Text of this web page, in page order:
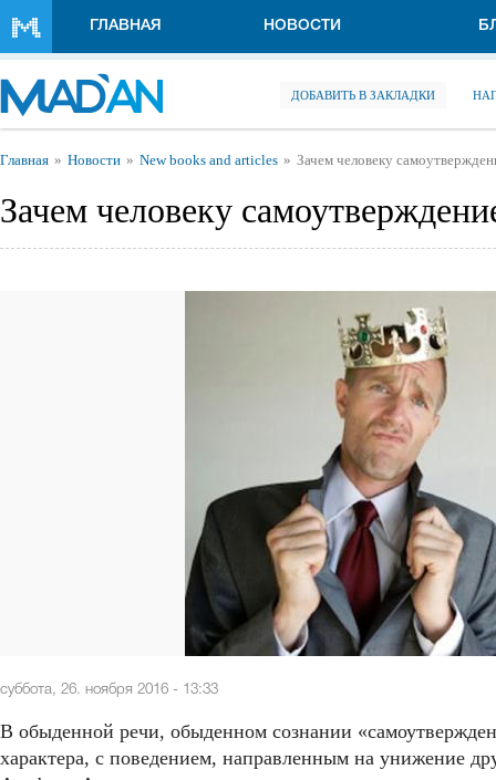
ГЛАВНАЯ НОВОСТИ
ДОБАВИТЬ В ЗАКЛАДКИ
Вы здесь
Главная Новости New books and articles Зачем человеку
Зачем человеку
суббота, 26. ноября 2016 - 13:33
В обыденной речи, обыденном сознании
характера, с поведением, направленным на унижение